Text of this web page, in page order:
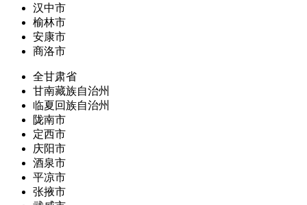
汉中市
榆林市
安康市
商洛市
全甘肃省
甘南藏族自治州
临夏回族自治州
陇南市
定西市
庆阳市
酒泉市
平凉市
张掖市